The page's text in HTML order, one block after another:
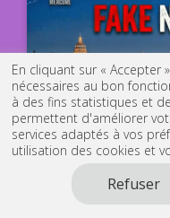
Non, les
parfaitement
En cliquant sur « Accepter
nécessaires au bon
à des fins statistiques et
permettent d'améliorer
services adaptés à vos
utilisation des cookies et
Refuser